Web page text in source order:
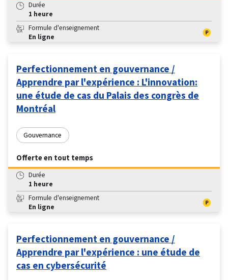
Durée
1 heure
Formule d'enseignement
En ligne
Perfectionnement en gouvernance /
Apprendre par l'expérience : L'innovation:
une étude de cas du Palais des congrès de
Montréal
Gouvernance
Offerte en tout temps
Durée
1 heure
Formule d'enseignement
En ligne
Perfectionnement en gouvernance /
Apprendre par l'expérience : une étude de
cas en cybersécurité